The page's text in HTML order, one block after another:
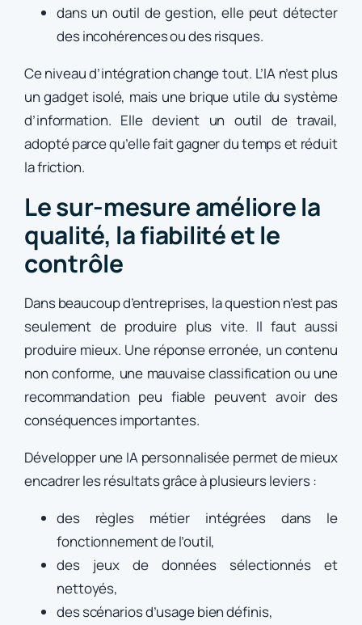
dans un outil de gestion, elle peut détecter
des incohérences ou des risques.
Ce niveau d’intégration change tout. L’IA n’est plus
un gadget isolé, mais une brique utile du système
d’information. Elle devient un outil de travail,
adopté parce qu’elle fait gagner du temps et réduit
la friction.
Le sur-mesure améliore la
qualité, la fiabilité et le
contrôle
Dans beaucoup d’entreprises, la question n’est pas
seulement de produire plus vite. Il faut aussi
produire mieux. Une réponse erronée, un contenu
non conforme, une mauvaise classification ou une
recommandation peu fiable peuvent avoir des
conséquences importantes.
Développer une IA personnalisée permet de mieux
encadrer les résultats grâce à plusieurs leviers :
des règles métier intégrées dans le
fonctionnement de l’outil,
des jeux de données sélectionnés et
nettoyés,
des scénarios d’usage bien définis,